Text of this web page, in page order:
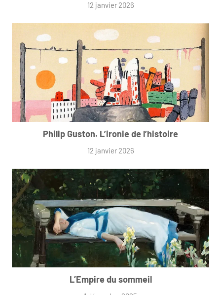
12 janvier 2026
Philip Guston. L’ironie de l’histoire
12 janvier 2026
L’Empire du sommeil